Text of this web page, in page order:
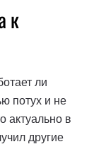
к
ли
потух и не
актуально в
другие